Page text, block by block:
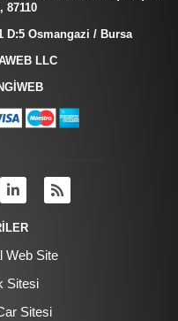
87110
D:5 Osmangazi / Bursa
LLC
Web Site
Sitesi
Sitesi